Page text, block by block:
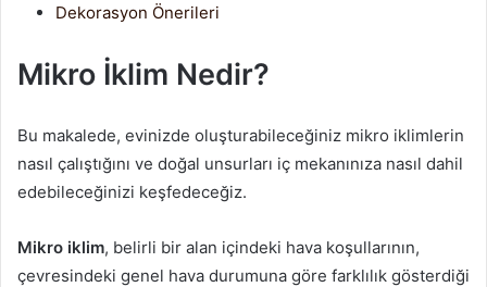
Dekorasyon Önerileri
Mikro İklim Nedir?
Bu makalede, evinizde oluşturabileceğiniz mikro iklimlerin
nasıl çalıştığını ve doğal unsurları iç mekanınıza nasıl dahil
edebileceğinizi keşfedeceğiz.
Mikro iklim, belirli bir alan içindeki hava koşullarının,
çevresindeki genel hava durumuna göre farklılık gösterdiği